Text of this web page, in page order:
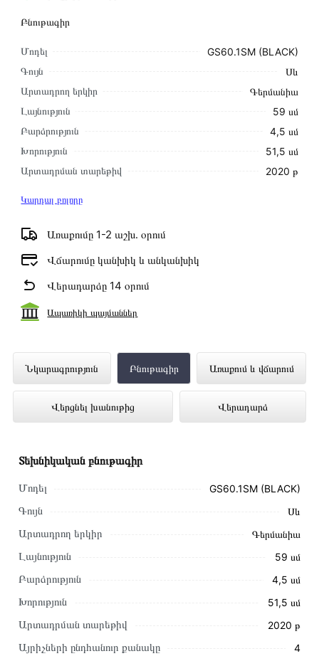
Բնութագիր
Մոդել
GS60.1SM (BLACK)
Գույն
Սև
Արտադրող երկիր
Գերմանիա
Լայնություն
59 սմ
Բարձրություն
4,5 սմ
Խորություն
51,5 սմ
Արտադրման տարեթիվ
2020 թ
Կարդալ բոլորը
Առաքումը 1-2 աշխ․ օրում
Վճարումը կանխիկ և անկանխիկ
Վերադարձը 14 օրում
Ապառիկի պայմաններ
Նկարագրություն Բնութագիր Առաքում և վճարում
Վերցնել խանութից Վերադարձ
Ներկառուցվող Գազօջախ GRAUDE
GS60.1SM (BLACK) ներկայացված է
Technomix առցանց խանութում լավագույն
Տեխնիկական բնութագիր
Մոդել GS60.1SM (BLACK)
Գույն Սև
Արտադրող երկիր Գերմանիա
Լայնություն 59 սմ
Բարձրություն 4,5 սմ
Խորություն 51,5 սմ
Արտադրման տարեթիվ 2020 թ
Այրիչների ընդհանուր քանակը 4